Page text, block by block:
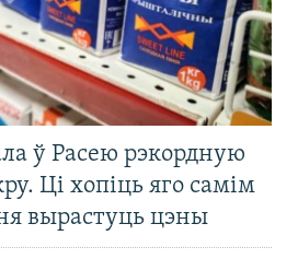
ў Расею рэкордную
Ці хопіць яго самім
вырастуць цэны